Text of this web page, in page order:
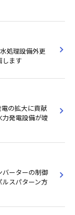
処理設備外更
します
の拡大に貢献
発電設備が竣
ーターの制御
スパターン方